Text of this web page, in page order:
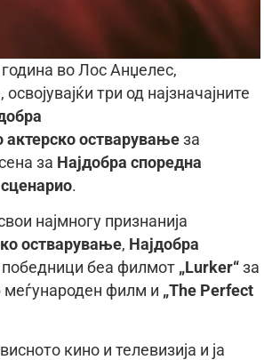
во Лос Анџелес,
три од најзначајните
актерско остварувањеза
за Најдобра споредна
.
најмногу признанија
остварување, Најдобра
победници беа филмот „Lurker“ за
меѓународен филм и „The Perfect
кино и телевизија и ја